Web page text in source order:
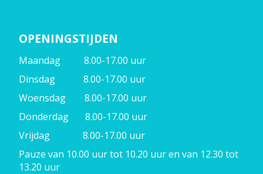
OPENINGSTIJDEN
Maandag 8.00-17.00 uur
Dinsdag 8.00-17.00 uur
Woensdag 8.00-17.00 uur
Donderdag 8.00-17.00 uur
Vrijdag 8.00-17.00 uur
Pauze van 10.00 uur tot 10.20 uur en van 12.30 tot
13.20 uur